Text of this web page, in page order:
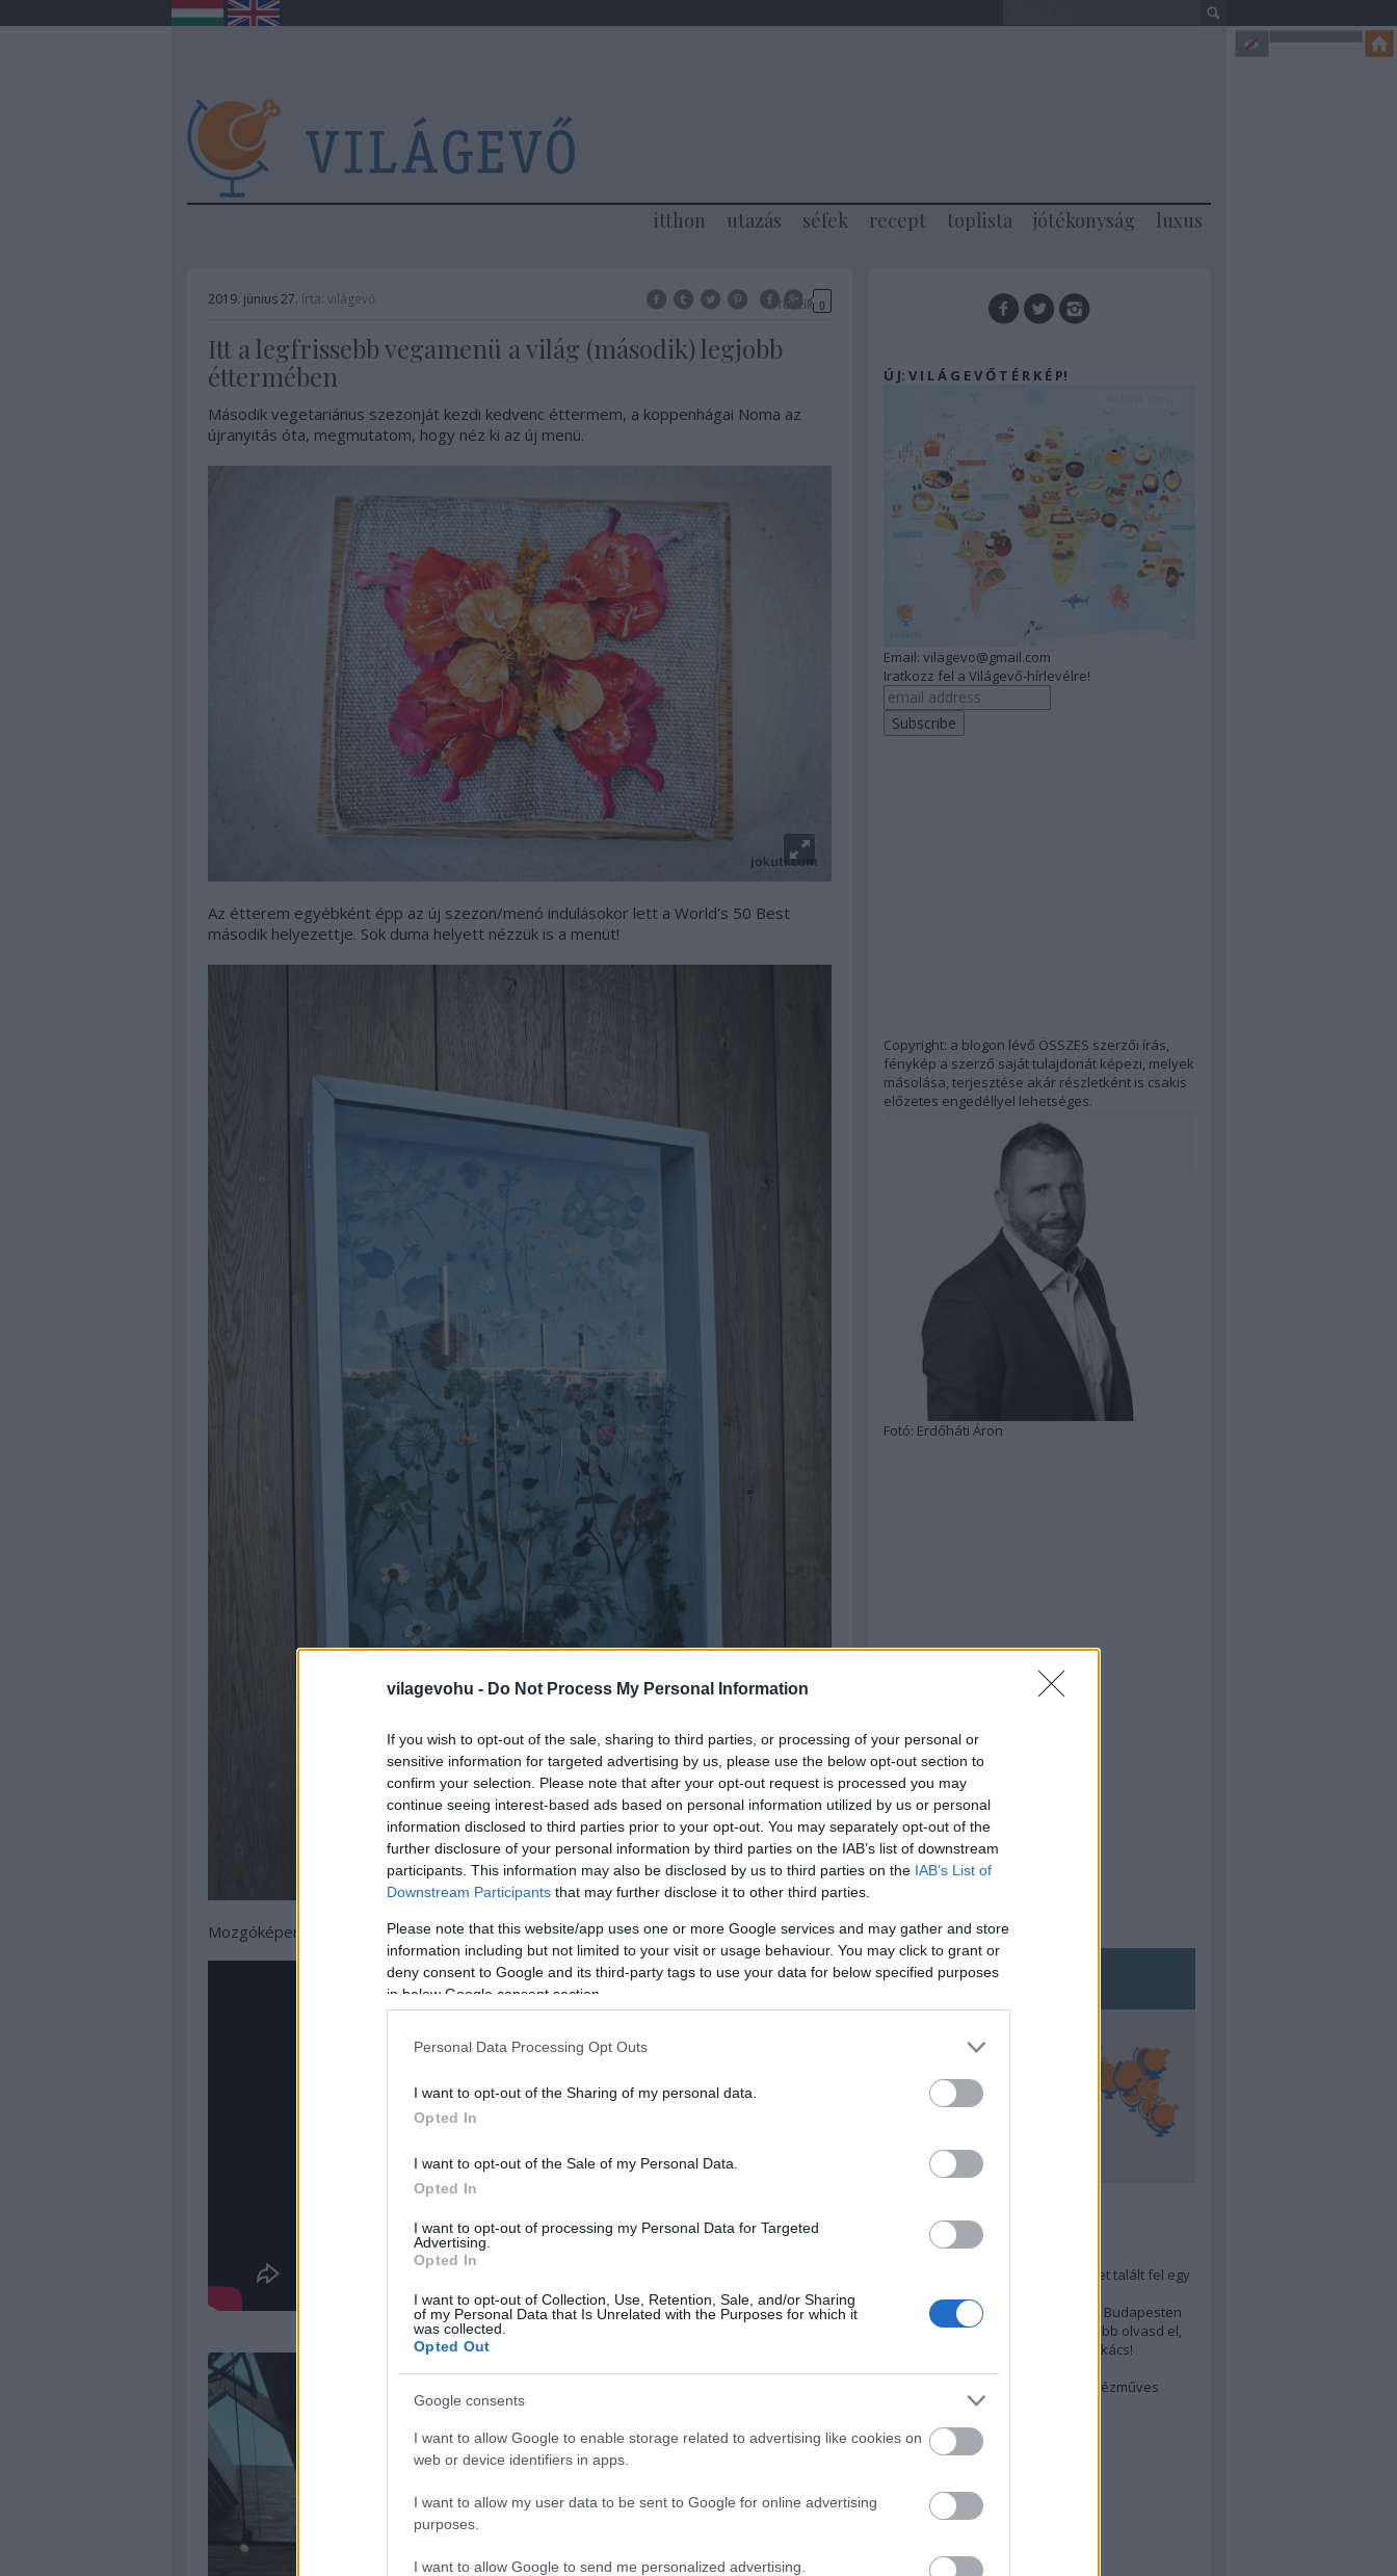
vilagevohu - Do Not Process My Personal Information
If you wish to opt-out of the sale, sharing to third parties, or processing of your personal or
sensitive information for targeted advertising by us, please use the below opt-out section to
confirm your selection. Please note that after your opt-out request is processed you may
continue seeing interest-based ads based on personal information utilized by us or personal
information disclosed to third parties prior to your opt-out. You may separately opt-out of the
further disclosure of your personal information by third parties on the IAB’s list of downstream
participants. This information may also be disclosed by us to third parties on the IAB’s List of
Downstream Participants that may further disclose it to other third parties.
Please note that this website/app uses one or more Google services and may gather and store
information including but not limited to your visit or usage behaviour. You may click to grant or
deny consent to Google and its third-party tags to use your data for below specified purposes
in below Google consent section.
Personal Data Processing Opt Outs
I want to opt-out of the Sharing of my personal data.
Opted In
I want to opt-out of the Sale of my Personal Data.
Opted In
I want to opt-out of processing my Personal Data for Targeted
Advertising.
Opted In
I want to opt-out of Collection, Use, Retention, Sale, and/or Sharing
of my Personal Data that Is Unrelated with the Purposes for which it
was collected.
Opted Out
Google consents
I want to allow Google to enable storage related to advertising like cookies on
web or device identifiers in apps.
I want to allow my user data to be sent to Google for online advertising
purposes.
I want to allow Google to send me personalized advertising.
itthon utazás séfek recept toplista jótékonyság luxus
2019. június 27. írta: világevő Tetszik 0
Itt a legfrissebb vegamenü a világ (második) legjobb
éttermében
Második vegetariánus szezonját kezdi kedvenc éttermem, a koppenhágai Noma az
újranyitás óta, megmutatom, hogy néz ki az új menü.
Az étterem egyébként épp az új szezon/menó indulásokor lett a World's 50 Best
második helyezettje. Sok duma helyett nézzük is a menüt!
Mozgóképen:
Ú J: V I L Á G E V Ő T É R K É P!
Email: vilagevo@gmail.com
Iratkozz fel a Világevő-hírlevélre!
Copyright: a blogon lévő ÖSSZES szerzői írás,
fénykép a szerző saját tulajdonát képezi, melyek
másolása, terjesztése akár részletként is csakis
előzetes engedéllyel lehetséges.
Fotó: Erdőháti Áron
TOP5
Annyira menő Budapest-térképet talált fel egy
A 10 legjobb (elérhető árú) ebéd Budapesten
Szakács akarsz lenni? Akkor előbb olvasd el,
mit gondol erről egy magyar szakács!
Budapest rejtett kincsei: orosz kézműves
afrikai konyha
ázsiai konyha